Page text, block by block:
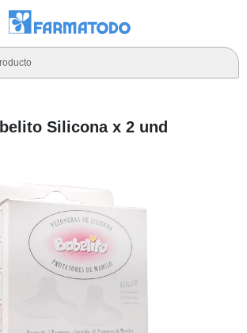
Silicona x 2 und